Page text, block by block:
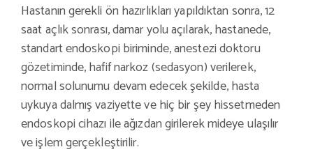
Hastanın gerekli ön hazırlıkları yapıldıktan sonra, 12
saat açlık sonrası, damar yolu açılarak, hastanede,
standart endoskopi biriminde, anestezi doktoru
gözetiminde, hafif narkoz (sedasyon) verilerek,
normal solunumu devam edecek şekilde, hasta
uykuya dalmış vaziyette ve hiç bir şey hissetmeden
endoskopi cihazı ile ağızdan girilerek mideye ulaşılır
ve işlem gerçekleştirilir.